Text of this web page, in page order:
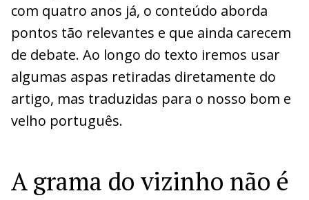
com quatro anos já, o conteúdo aborda
pontos tão relevantes e que ainda carecem
de debate. Ao longo do texto iremos usar
algumas aspas retiradas diretamente do
artigo, mas traduzidas para o nosso bom e
velho português.
A grama do vizinho não é